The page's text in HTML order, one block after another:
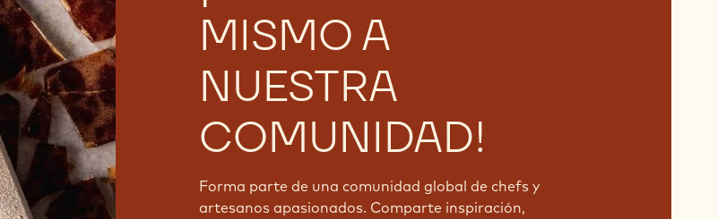
MISMO A
NUESTRA
COMUNIDAD!
Forma parte de una comunidad global de chefs y
artesanos apasionados. Comparte inspiración,